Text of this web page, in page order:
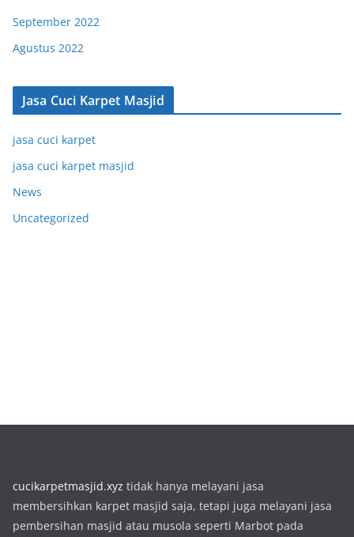
September 2022
Agustus 2022
Jasa Cuci Karpet Masjid
jasa cuci karpet
jasa cuci karpet masjid
News
Uncategorized
cucikarpetmasjid.xyz tidak hanya melayani jasa
membersihkan karpet masjid saja, tetapi juga melayani jasa
pembersihan masjid atau musola seperti Marbot pada